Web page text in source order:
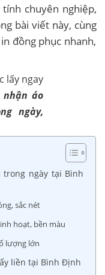
chuyên nghiệp,
bài viết này, cùng
đồng phục nhanh,
áo
ngày,
ngày tại Bình
sắc nét
hoạt, bền màu
lượng lớn
liền tại Bình Định